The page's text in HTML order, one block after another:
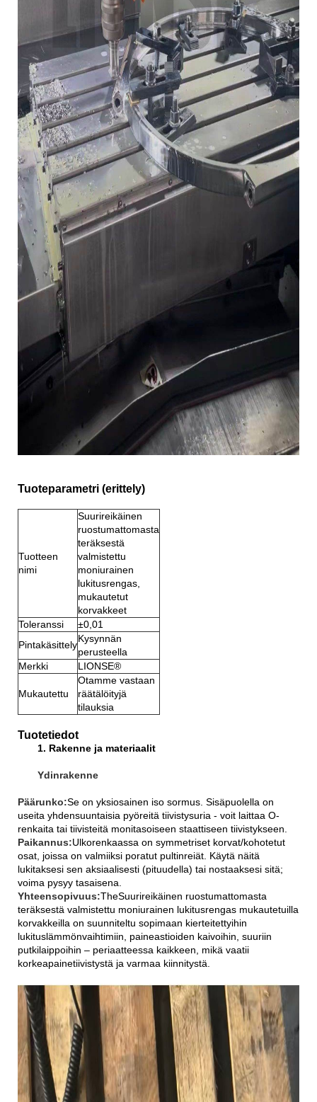
Tuoteparametri (erittely)
Tuotteen
nimi
Suurireikäinen
ruostumattomasta
teräksestä
valmistettu
moniurainen
lukitusrengas,
mukautetut
korvakkeet
Toleranssi
±0,01
Pintakäsittely
Kysynnän
perusteella
Merkki
LIONSE®
Mukautettu
Otamme vastaan ​​
räätälöityjä
tilauksia
Tuotetiedot
1. Rakenne ja materiaalit
Ydinrakenne
Päärunko:Se on yksiosainen iso sormus. Sisäpuolella on
useita yhdensuuntaisia ​​pyöreitä tiivistysuria - voit laittaa O-
renkaita tai tiivisteitä monitasoiseen staattiseen tiivistykseen.
Paikannus:Ulkorenkaassa on symmetriset korvat/kohotetut
osat, joissa on valmiiksi poratut pultinreiät. Käytä näitä
lukitaksesi sen aksiaalisesti (pituudella) tai nostaaksesi sitä;
voima pysyy tasaisena.
Yhteensopivuus:TheSuurireikäinen ruostumattomasta
teräksestä valmistettu moniurainen lukitusrengas mukautetuilla
korvakkeilla on suunniteltu sopimaan kierteitettyihin
lukituslämmönvaihtimiin, paineastioiden kaivoihin, suuriin
putkilaippoihin – periaatteessa kaikkeen, mikä vaatii
korkeapainetiivistystä ja varmaa kiinnitystä.